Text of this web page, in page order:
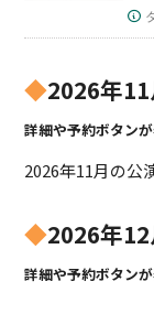
◆2026年
詳細や予約ボタン
2026年11月の公
◆2026年
詳細や予約ボタン